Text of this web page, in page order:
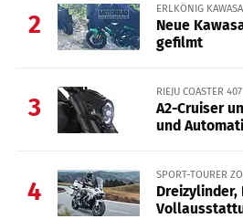
2
ERLKÖNIG
Neue
gefilmt
3
RIEJU COASTER 407
A2-Cruiser
und
4
SPORT-TOURER
Dreizylinder,